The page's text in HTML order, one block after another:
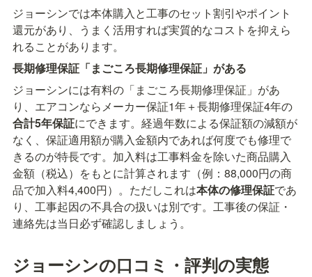
ジョーシンでは本体購入と工事のセット割引やポイント
還元があり、うまく活用すれば実質的なコストを抑えら
れることがあります。
長期修理保証「まごころ長期修理保証」がある
ジョーシンには有料の「まごころ長期修理保証」があ
り、エアコンならメーカー保証1年＋長期修理保証4年の
合計5年保証にできます。経過年数による保証額の減額が
なく、保証適用額が購入金額内であれば何度でも修理で
きるのが特長です。加入料は工事料金を除いた商品購入
金額（税込）をもとに計算されます（例：88,000円の商
品で加入料4,400円）。ただしこれは本体の修理保証であ
り、工事起因の不具合の扱いは別です。工事後の保証・
連絡先は当日必ず確認しましょう。
ジョーシンの口コミ・評判の実態